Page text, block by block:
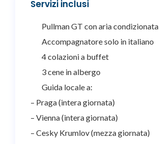
Servizi inclusi
Pullman GT con aria condizionata
Accompagnatore solo in italiano
4 colazioni a buffet
3 cene in albergo
Guida locale a:
– Praga (intera giornata)
– Vienna (intera giornata)
– Cesky Krumlov (mezza giornata)